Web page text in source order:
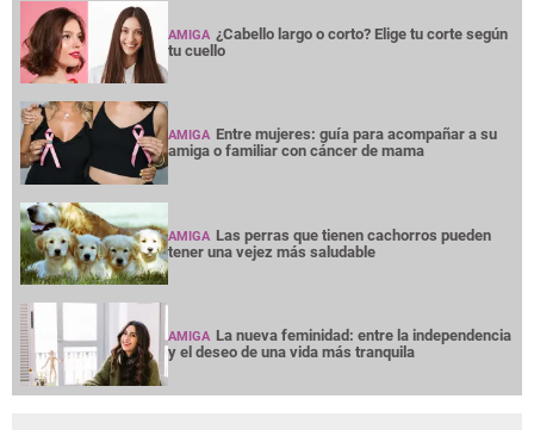
AMIGA ¿Cabello largo o corto? Elige tu corte según
tu cuello
AMIGA Entre mujeres: guía para acompañar a su
amiga o familiar con cáncer de mama
AMIGA Las perras que tienen cachorros pueden
tener una vejez más saludable
AMIGA La nueva feminidad: entre la independencia
y el deseo de una vida más tranquila